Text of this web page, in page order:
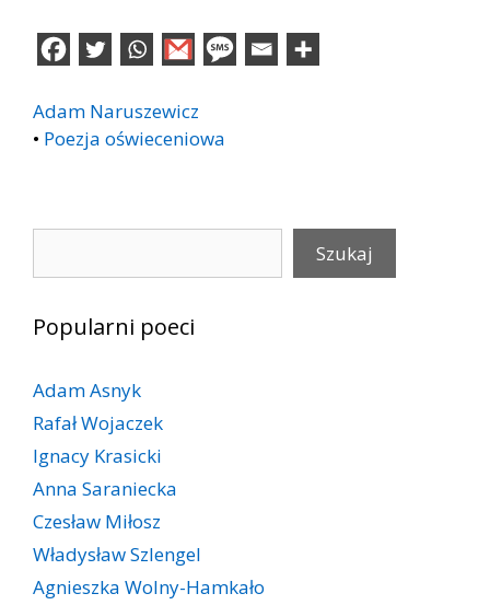
Adam Naruszewicz
• Poezja oświeceniowa
Szukaj
Popularni poeci
Adam Asnyk
Rafał Wojaczek
Ignacy Krasicki
Anna Saraniecka
Czesław Miłosz
Władysław Szlengel
Agnieszka Wolny-Hamkało